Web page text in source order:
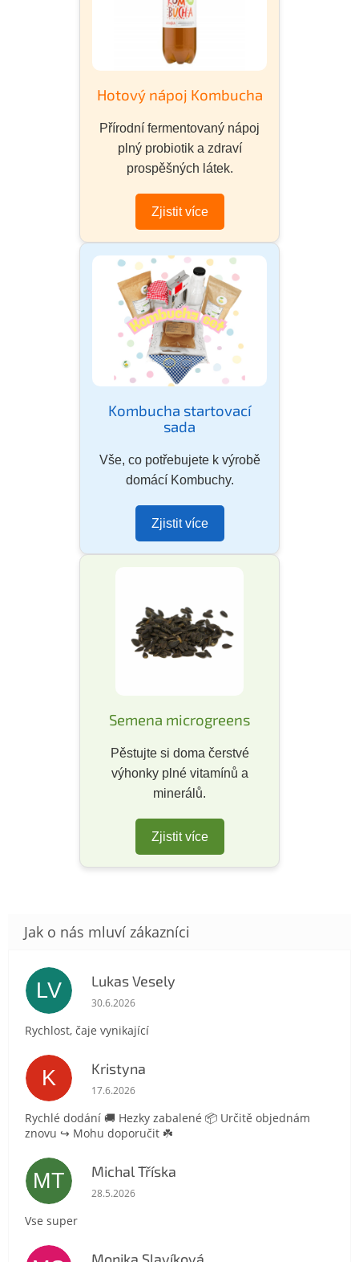
Hotový nápoj Kombucha
Přírodní fermentovaný nápoj
plný probiotik a zdraví
prospěšných látek.
Zjistit více
Kombucha startovací
sada
Vše, co potřebujete k výrobě
domácí Kombuchy.
Zjistit více
Semena microgreens
Pěstujte si doma čerstvé
výhonky plné vitamínů a
minerálů.
Zjistit více
LV Lukas Vesely
Hodnocení obchodu je 5 z 5 hvězdiček.
30.6.2026
Rychlost, čaje vynikající
K Kristyna
Hodnocení obchodu je 5 z 5 hvězdiček.
17.6.2026
Rychlé dodání 🚚 Hezky zabalené 📦 Určitě objednám
znovu ↪️ Mohu doporučit ☘️
MT Michal Tříska
Hodnocení obchodu je 5 z 5 hvězdiček.
28.5.2026
Vse super